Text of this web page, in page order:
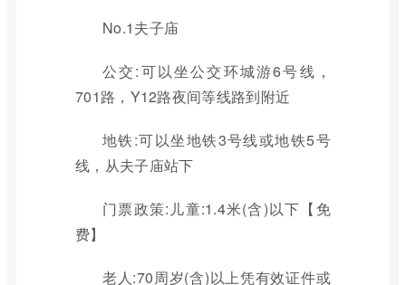
No.1夫子庙
公交:可以坐公交环城游6号线，
701路，Y12路夜间等线路到附近
地铁:可以坐地铁3号线或地铁5号
线，从夫子庙站下
门票政策:儿童:1.4米(含)以下【免
费】
老人:70周岁(含)以上凭有效证件或